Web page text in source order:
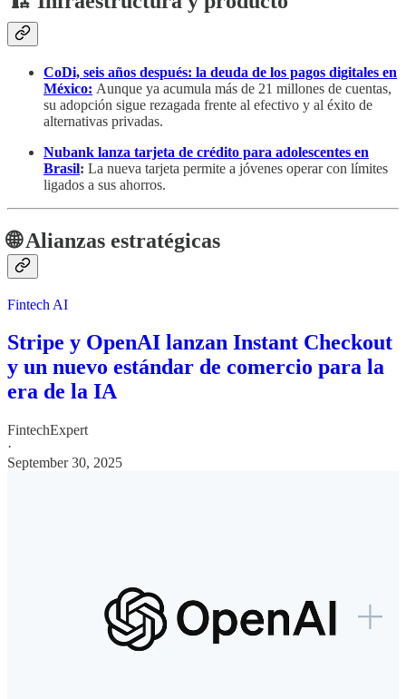
CoDi, seis años después: la deuda de los pagos digitales en
México: Aunque ya acumula más de 21 millones de cuentas,
su adopción sigue rezagada frente al efectivo y al éxito de
alternativas privadas.
Nubank lanza tarjeta de crédito para adolescentes en
Brasil: La nueva tarjeta permite a jóvenes operar con límites
ligados a sus ahorros.
🌐 Alianzas estratégicas
Fintech AI
Stripe y OpenAI lanzan Instant Checkout
y un nuevo estándar de comercio para la
era de la IA
FintechExpert
·
September 30, 2025